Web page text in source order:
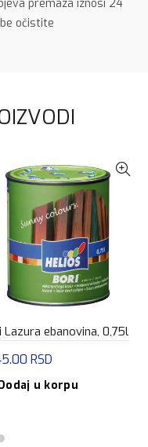
premaza iznosi 24
očistite
Lazura ebanovina, 0,75l
RSD
u korpu